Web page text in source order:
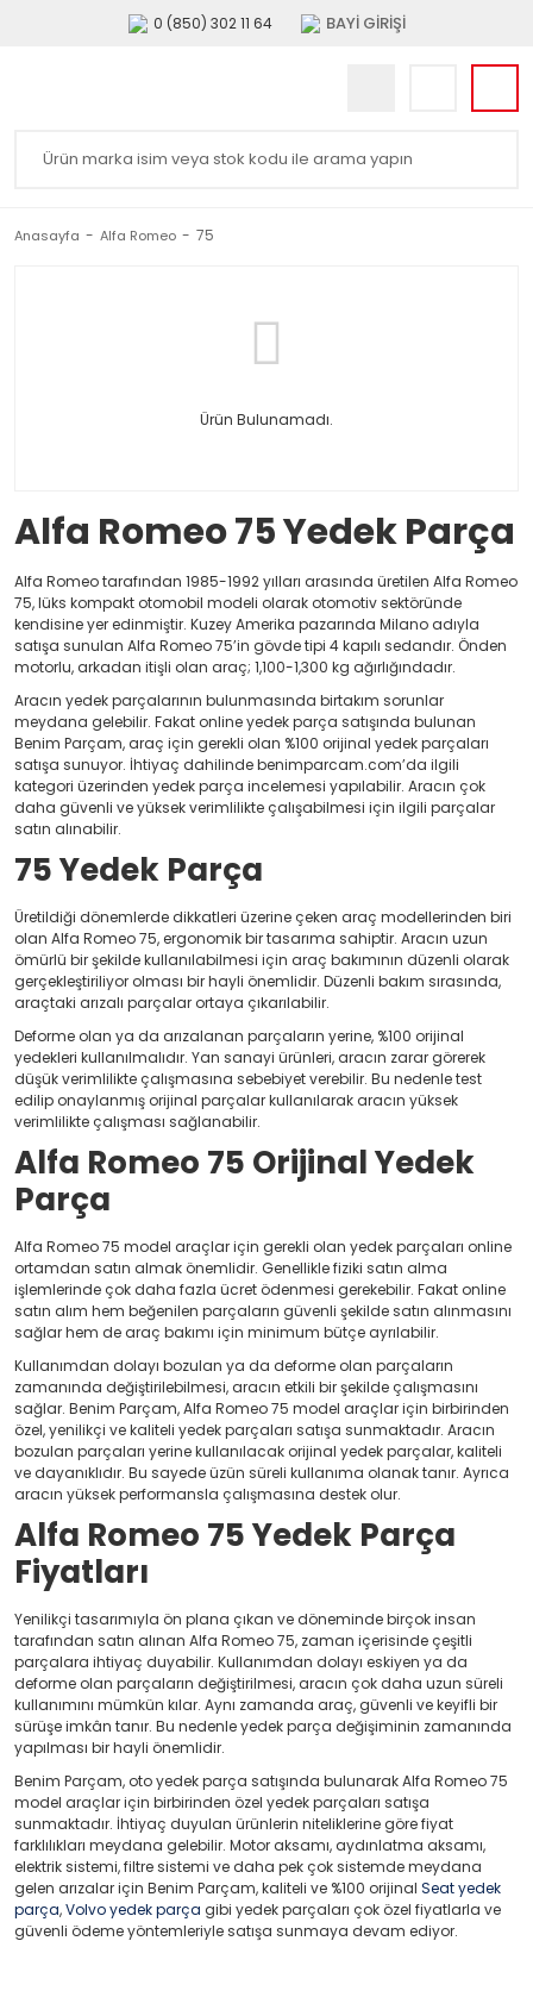
0 (850) 302 11 64 BAYİ GİRİŞİ
Anasayfa Alfa Romeo 75
Ürün Bulunamadı.
Alfa Romeo 75 Yedek Parça
Alfa Romeo tarafından 1985-1992 yılları arasında üretilen Alfa Romeo
75, lüks kompakt otomobil modeli olarak otomotiv sektöründe
kendisine yer edinmiştir. Kuzey Amerika pazarında Milano adıyla
satışa sunulan Alfa Romeo 75’in gövde tipi 4 kapılı sedandır. Önden
motorlu, arkadan itişli olan araç; 1,100-1,300 kg ağırlığındadır.
Aracın yedek parçalarının bulunmasında birtakım sorunlar
meydana gelebilir. Fakat online yedek parça satışında bulunan
Benim Parçam, araç için gerekli olan %100 orijinal yedek parçaları
satışa sunuyor. İhtiyaç dahilinde benimparcam.com’da ilgili
kategori üzerinden yedek parça incelemesi yapılabilir. Aracın çok
daha güvenli ve yüksek verimlilikte çalışabilmesi için ilgili parçalar
satın alınabilir.
75 Yedek Parça
Üretildiği dönemlerde dikkatleri üzerine çeken araç modellerinden biri
olan Alfa Romeo 75, ergonomik bir tasarıma sahiptir. Aracın uzun
ömürlü bir şekilde kullanılabilmesi için araç bakımının düzenli olarak
gerçekleştiriliyor olması bir hayli önemlidir. Düzenli bakım sırasında,
araçtaki arızalı parçalar ortaya çıkarılabilir.
Deforme olan ya da arızalanan parçaların yerine, %100 orijinal
yedekleri kullanılmalıdır. Yan sanayi ürünleri, aracın zarar görerek
düşük verimlilikte çalışmasına sebebiyet verebilir. Bu nedenle test
edilip onaylanmış orijinal parçalar kullanılarak aracın yüksek
verimlilikte çalışması sağlanabilir.
Alfa Romeo 75 Orijinal Yedek
Parça
Alfa Romeo 75 model araçlar için gerekli olan yedek parçaları online
ortamdan satın almak önemlidir. Genellikle fiziki satın alma
işlemlerinde çok daha fazla ücret ödenmesi gerekebilir. Fakat online
satın alım hem beğenilen parçaların güvenli şekilde satın alınmasını
sağlar hem de araç bakımı için minimum bütçe ayrılabilir.
Kullanımdan dolayı bozulan ya da deforme olan parçaların
zamanında değiştirilebilmesi, aracın etkili bir şekilde çalışmasını
sağlar. Benim Parçam, Alfa Romeo 75 model araçlar için birbirinden
özel, yenilikçi ve kaliteli yedek parçaları satışa sunmaktadır. Aracın
bozulan parçaları yerine kullanılacak orijinal yedek parçalar, kaliteli
ve dayanıklıdır. Bu sayede üzün süreli kullanıma olanak tanır. Ayrıca
aracın yüksek performansla çalışmasına destek olur.
Alfa Romeo 75 Yedek Parça
Fiyatları
Yenilikçi tasarımıyla ön plana çıkan ve döneminde birçok insan
tarafından satın alınan Alfa Romeo 75, zaman içerisinde çeşitli
parçalara ihtiyaç duyabilir. Kullanımdan dolayı eskiyen ya da
deforme olan parçaların değiştirilmesi, aracın çok daha uzun süreli
kullanımını mümkün kılar. Aynı zamanda araç, güvenli ve keyifli bir
sürüşe imkân tanır. Bu nedenle yedek parça değişiminin zamanında
yapılması bir hayli önemlidir.
Benim Parçam, oto yedek parça satışında bulunarak Alfa Romeo 75
model araçlar için birbirinden özel yedek parçaları satışa
sunmaktadır. İhtiyaç duyulan ürünlerin niteliklerine göre fiyat
farklılıkları meydana gelebilir. Motor aksamı, aydınlatma aksamı,
elektrik sistemi, filtre sistemi ve daha pek çok sistemde meydana
gelen arızalar için Benim Parçam, kaliteli ve %100 orijinal Seat yedek
parça,Volvo yedek parça gibi yedek parçaları çok özel fiyatlarla ve
güvenli ödeme yöntemleriyle satışa sunmaya devam ediyor.